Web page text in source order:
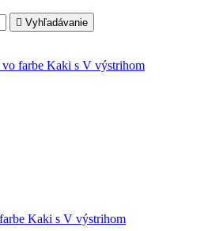
 Vyhľadávanie
vo farbe Kaki s V výstrihom